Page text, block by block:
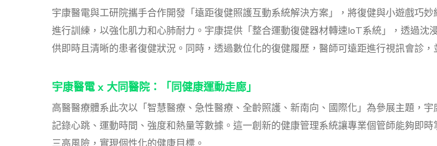
宇康醫電與工研院攜手合作開發「遠距復健照護互動系統解決方案」，將復健與小遊戲巧
進行訓練，以強化肌力和心肺耐力。宇康提供「整合運動復健器材轉速IoT系統」，透過
供即時且清晰的患者復健狀況。同時，透過數位化的復健履歷，醫師可遠距進行視訊會診
宇康醫電 x 大同醫院：「同健康運動走廊」
高醫醫療體系此次以「智慧醫療、急性醫療、全齡照護、新南向、國際化」為參展主題，
記錄心跳、運動時間、強度和熱量等數據。這一創新的健康管理系統讓專業個管師能夠即
三高風險，實現個性化的健康目標。